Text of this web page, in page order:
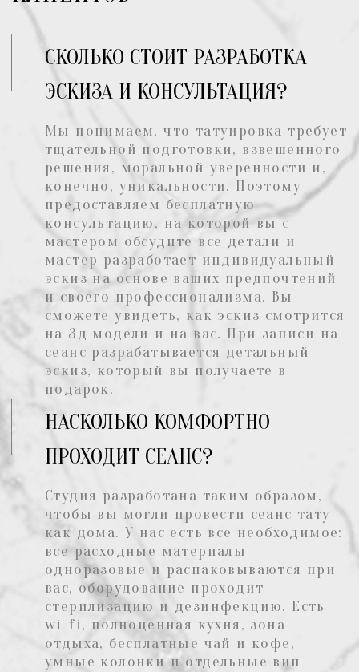
наши мастера работают каждый в своем
ухудшения качества
У НАС ОПЫТНЫЕ МАСТЕРА
мы предоставляем скидку в размере 2 000
рублей на первый сеанс в нашей студии,
качеством услуг по доступной цене
СКИДКА НА ПЕРВОЕ
ПОСЕЩЕНИЕ
Мы открывали тату-студию с концепцией
'Место для людей', чтобы клиенты
чувствовали себя в домашней обстановке
КОМФОРТНАЯ
ОБСТАНОВКА
УДОБНЫЕ СПОСОБЫ
ОПЛАТЫ
вы имеете возможность оплатить
наличными или безналично, либо
оформить рассрочку: у вас есть шанс
выбрать любую татуировку